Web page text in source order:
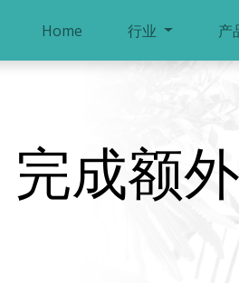
Home 行业 产
完成额